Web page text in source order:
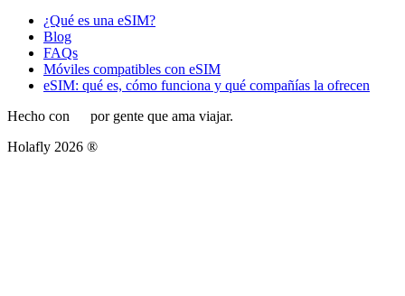
¿Qué es una eSIM?
Blog
FAQs
Móviles compatibles con eSIM
eSIM: qué es, cómo funciona y qué compañías la ofrecen
Hecho con
por gente que ama viajar.
Holafly 2026 ®